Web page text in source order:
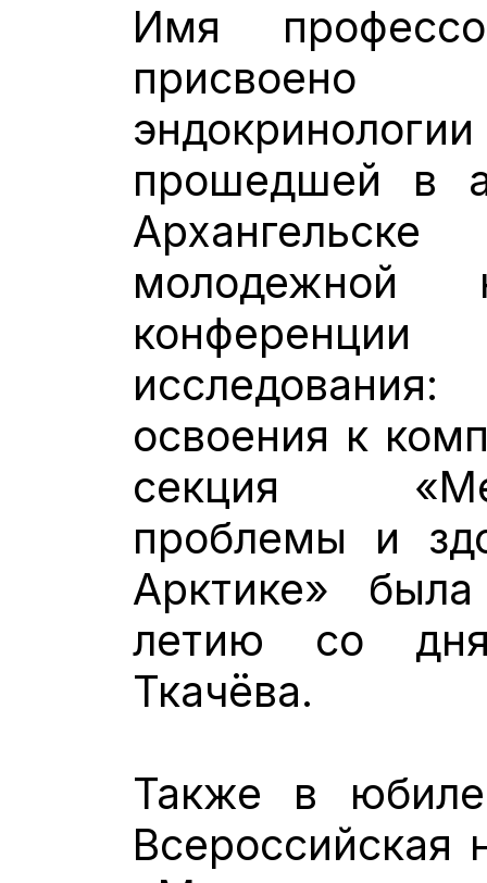
Имя
прошедшей в
молодежной
освоения к
секция
проблемы и
Арктике»
летию со
Ткачёва.
Также в
Всероссийская